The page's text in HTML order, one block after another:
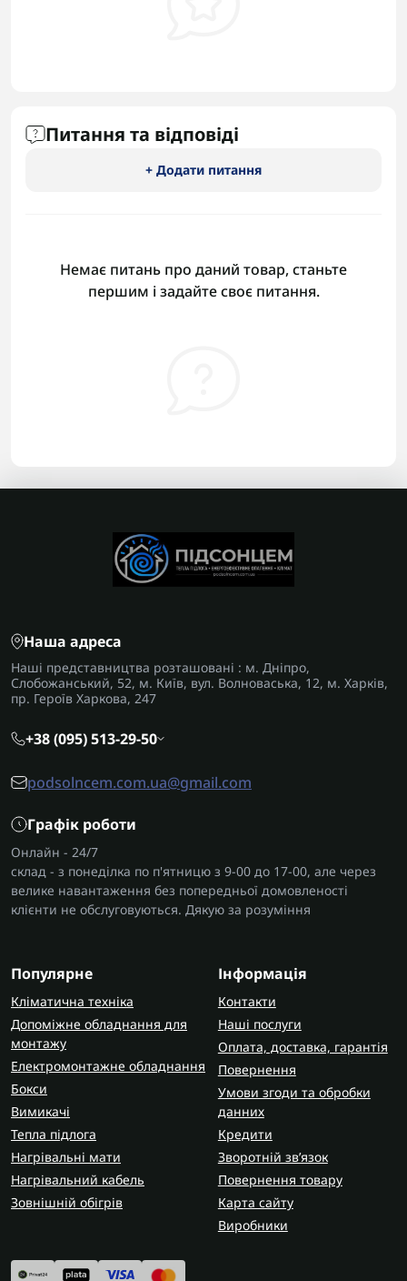
Питання та відповіді
+ Додати питання
Немає питань про даний товар, станьте
першим і задайте своє питання.
Наша адреса
Наші представництва розташовані : м. Дніпро,
Слобожанський, 52, м. Київ, вул. Волноваська, 12, м. Харків,
пр. Героїв Харкова, 247
+38 (095) 513-29-50
podsolncem.com.ua@gmail.com
Графік роботи
Онлайн - 24/7
склад - з понеділка по п'ятницю з 9-00 до 17-00, але через
велике навантаження без попередньої домовленості
клієнти не обслуговуються. Дякую за розуміння
Популярне
Кліматична техніка
Допоміжне обладнання для
монтажу
Електромонтажне обладнання
Бокси
Вимикачі
Тепла підлога
Нагрівальні мати
Нагрівальний кабель
Зовнішній обігрів
Інформація
Контакти
Наші послуги
Оплата, доставка, гарантія
Повернення
Умови згоди та обробки
данних
Кредити
Зворотній зв’язок
Повернення товару
Карта сайту
Виробники